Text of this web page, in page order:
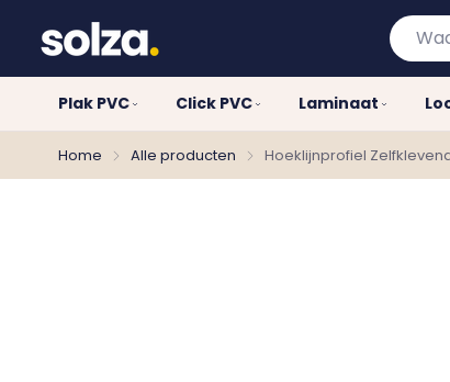
Waar
bent
naar
op
zoek?
Plak PVC Click PVC Laminaat
Home Alle producten Hoeklijnprofiel